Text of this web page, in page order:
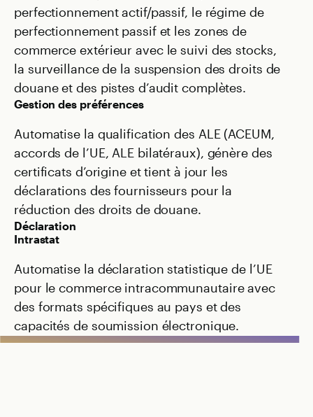
perfectionnement actif/passif, le régime de
perfectionnement passif et les zones de
commerce extérieur avec le suivi des stocks,
la surveillance de la suspension des droits de
douane et des pistes d’audit complètes.
Gestion des préférences
Automatise la qualification des ALE (ACEUM,
accords de l’UE, ALE bilatéraux), génère des
certificats d’origine et tient à jour les
déclarations des fournisseurs pour la
réduction des droits de douane.
Déclaration
Intrastat
Automatise la déclaration statistique de l’UE
pour le commerce intracommunautaire avec
des formats spécifiques au pays et des
capacités de soumission électronique.